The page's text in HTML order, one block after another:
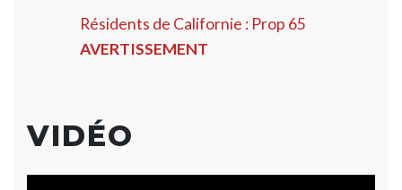
Résidents de Californie : Prop 65
AVERTISSEMENT
VIDÉO